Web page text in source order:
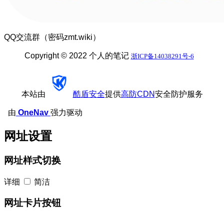
QQ交流群（密码zmt.wiki）
Copyright © 2022 个人的笔记 浙ICP备14038291号-6
本站由 酷盾安全提供高防CDN安全防护服务
由 OneNav 强力驱动
网址设置
网址样式切换
详细 简洁
网址卡片按钮